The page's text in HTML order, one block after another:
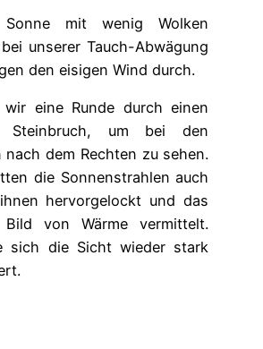
Sonne mit wenig Wolken
unserer Tauch-Abwägung
den eisigen Wind durch.
eine Runde durch einen
Steinbruch, um bei den
nach dem Rechten zu sehen.
die Sonnenstrahlen auch
hervorgelockt und das
Bild von Wärme vermittelt.
sich die Sicht wieder stark